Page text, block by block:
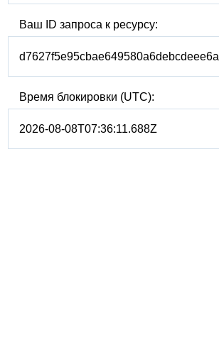
Ваш ID запроса к ресурсу:
d7627f5e95cbae649580a6debcdeee6a
Время блокировки (UTC):
2026-08-08T07:36:11.688Z